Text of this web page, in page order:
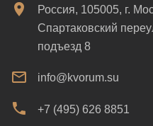
Россия, 105005, г.
Спартаковский
подъезд 8
info@kvorum.su
+7 (495) 626 8851